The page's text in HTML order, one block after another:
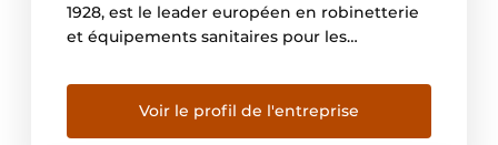
1928, est le leader européen en robinetterie
et équipements sanitaires pour les
propose une offre spécifique à ce marché
avec cinq gammes : Robinetteries pour lieux
publics, Robinetteries pour hôpitaux,
Voir le profil de l'entreprise